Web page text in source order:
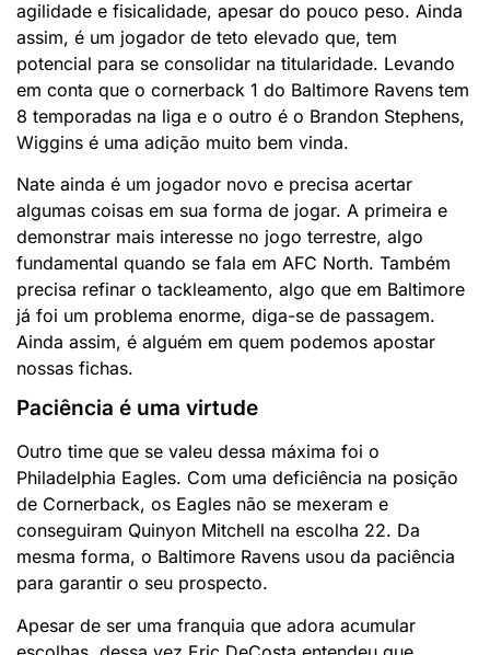
agilidade e fisicalidade, apesar do pouco peso. Ainda
assim, é um jogador de teto elevado que, tem
potencial para se consolidar na titularidade. Levando
em conta que o cornerback 1 do Baltimore Ravens tem
8 temporadas na liga e o outro é o Brandon Stephens,
Wiggins é uma adição muito bem vinda.
Nate ainda é um jogador novo e precisa acertar
algumas coisas em sua forma de jogar. A primeira e
demonstrar mais interesse no jogo terrestre, algo
fundamental quando se fala em AFC North. Também
precisa refinar o tackleamento, algo que em Baltimore
já foi um problema enorme, diga-se de passagem.
Ainda assim, é alguém em quem podemos apostar
nossas fichas.
Paciência é uma virtude
Outro time que se valeu dessa máxima foi o
Philadelphia Eagles. Com uma deficiência na posição
de Cornerback, os Eagles não se mexeram e
conseguiram Quinyon Mitchell na escolha 22. Da
mesma forma, o Baltimore Ravens usou da paciência
para garantir o seu prospecto.
Apesar de ser uma franquia que adora acumular